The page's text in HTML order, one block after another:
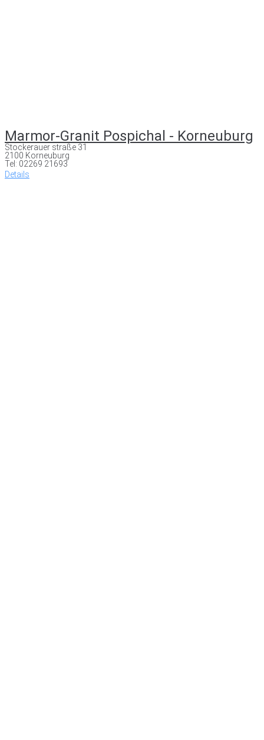
Marmor-Granit Pospichal - Korneuburg
Stockerauer straße 31
2100 Korneuburg
Tel: 02269 21693
Details